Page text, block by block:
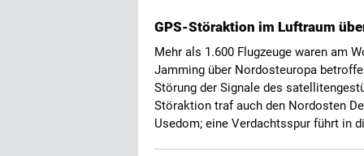
GPS-Störaktion im Luftraum
Mehr als 1.600 Flugzeuge waren am
Jamming über Nordosteuropa
Störung der Signale des
Störaktion traf auch den Nordosten
Usedom; eine Verdachtsspur führt in